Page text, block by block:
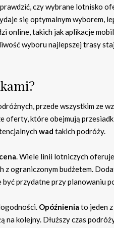
czy wybrane lotnisko
się optymalnym wyborem,
online, takich jak aplikacje
wyboru najlepszej trasy
przede wszystkim ze
oferty, które obejmują
wad takich podróży.
. Wiele linii lotniczych
ograniczonym budżetem.
przydatne przy planowaniu
Opóźnienia to jeden
kolejny. Dłuższy czas